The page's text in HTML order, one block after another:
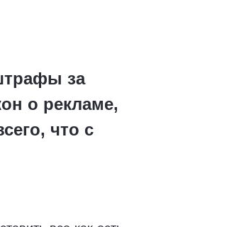
за
о рекламе,
что с